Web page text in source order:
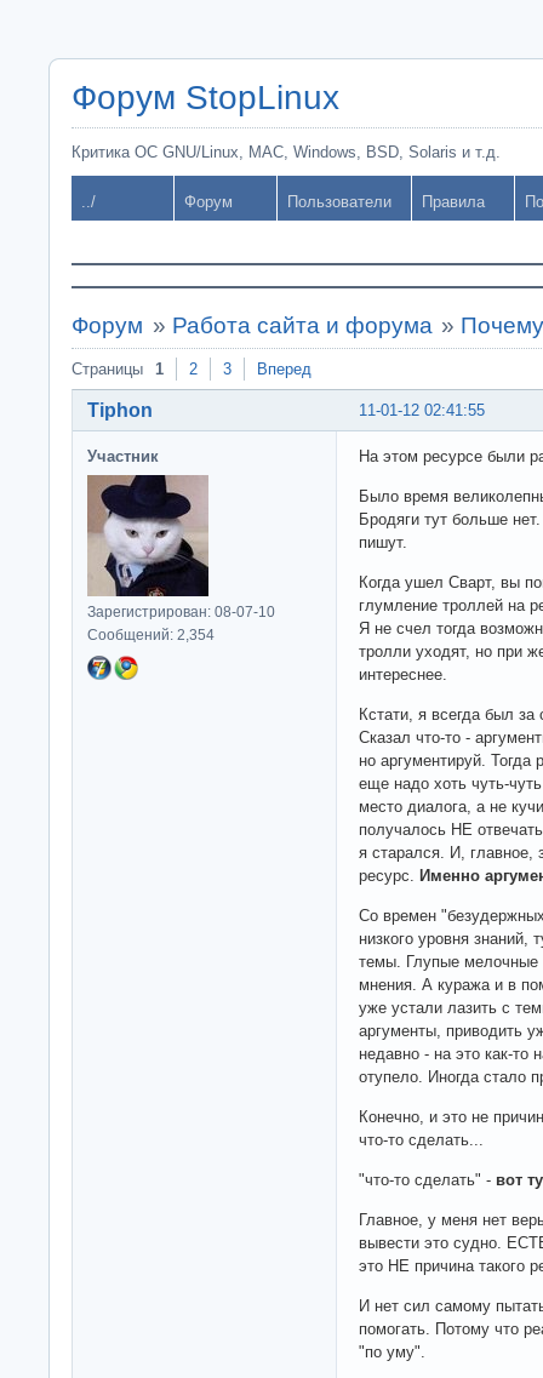
Форум StopLinux
Критика ОС GNU/Linux, MAC, Windows, BSD, Solaris и т.д.
../ Форум Пользователи Правила
Форум » Работа сайта и форума »
Страницы 1 2 3 Вперед
11-01-12 02:41:55
Tiphon
Участник
Зарегистрирован: 08-07-10
Сообщений: 2,354
На этом ресурсе были
Было время
Бродяги тут больше
пишут.
Когда ушел Сварт, вы
глумление троллей на
Я не счел тогда
тролли уходят, но при
интереснее.
Кстати, я всегда был
Сказал что-то -
но аргументируй. Тогда
еще надо хоть чуть-
место диалога, а не
получалось НЕ
я старался. И, главное,
ресурс.
Именно
Со времен
низкого уровня знаний,
темы. Глупые мелочные
мнения. А куража и в
уже устали лазить с
аргументы, приводить
недавно - на это как-то
отупело. Иногда стало
Конечно, и это не
что-то сделать...
"что-то сделать" - вот
Главное, у меня нет
вывести это судно.
это НЕ причина такого
И нет сил самому
помогать. Потому что
"по уму".